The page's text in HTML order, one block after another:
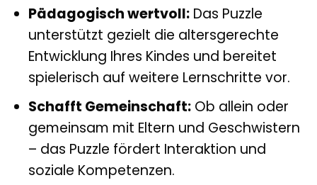
Pädagogisch wertvoll:Das Puzzle
unterstützt gezielt die altersgerechte
Entwicklung Ihres Kindes und bereitet
spielerisch auf weitere Lernschritte vor.
Schafft Gemeinschaft:Ob allein oder
gemeinsam mit Eltern und Geschwistern
– das Puzzle fördert Interaktion und
soziale Kompetenzen.